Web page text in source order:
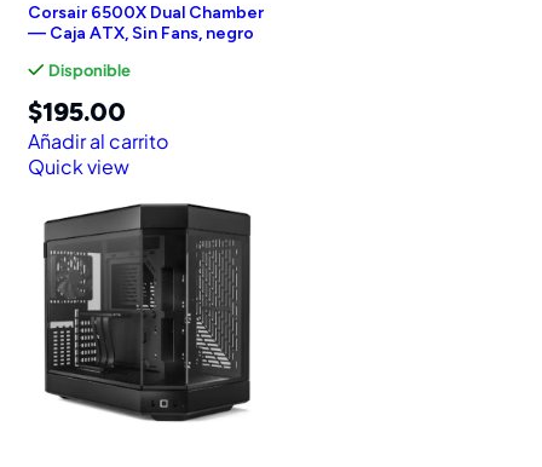
Corsair 6500X Dual Chamber
— Caja ATX, Sin Fans, negro
Disponible
$195.00
Añadir al carrito
Quick view